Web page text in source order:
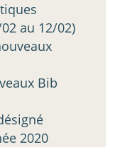
au 12/02)
Bib
2020